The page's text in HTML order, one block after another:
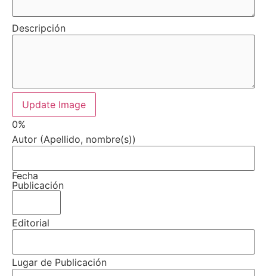
Descripción
Update Image
0%
Autor (Apellido, nombre(s))
Fecha
Publicación
Editorial
Lugar de Publicación